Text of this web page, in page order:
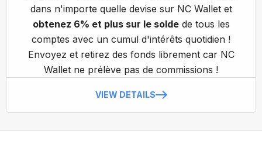
dans n'importe quelle devise sur NC Wallet et
obtenez 6% et plus sur le soldede tous les
comptes avec un cumul d'intérêts quotidien !
Envoyez et retirez des fonds librement car NC
Wallet ne prélève pas de commissions !
VIEW DETAILS